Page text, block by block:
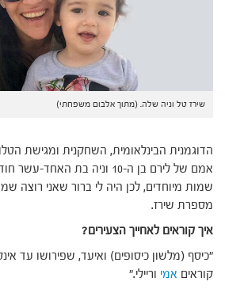
שירז טל וניה שלה. (מתוך אלבום משפחתי)
הדוגמנית הבינלאומית, השחקנית ומגישת
אמם של לירם בן ה-10 וניה בת
שמות מיוחדים, לכן היה לי ברור שאני רוצה
מספרת שירז.
איך קוראים לאחייך הצעירים?
"כיסף (מלשון כיסופים) ואיעד, שפירושו עד
קוראים אמי וריילי."